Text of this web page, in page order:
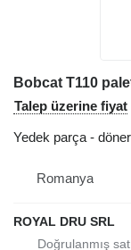
Bobcat T110
Talep üzerine fiyat
Yedek parça -
Romanya
ROYAL DRU SRL